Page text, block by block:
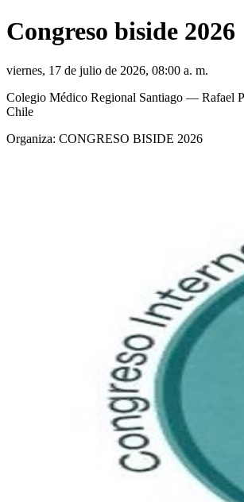
Congreso biside 2026
viernes, 17 de julio de 2026, 08:00 a. m.
Colegio Médico Regional Santiago — Rafael
Chile
Organiza: CONGRESO BISIDE 2026